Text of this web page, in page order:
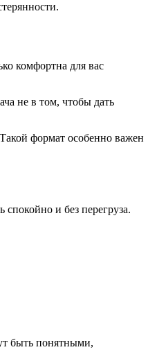
комфортна для вас
не в том, чтобы дать
формат особенно важен
и без перегруза.
быть понятными,